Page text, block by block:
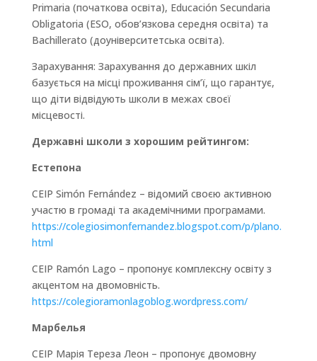
Primaria (початкова освіта), Educación Secundaria
Obligatoria (ESO, обов’язкова середня освіта) та
Bachillerato (доуніверситетська освіта).
Зарахування: Зарахування до державних шкіл
базується на місці проживання сім’ї, що гарантує,
що діти відвідують школи в межах своєї
місцевості.
Державні школи з хорошим рейтингом:
Естепона
CEIP Simón Fernández – відомий своєю активною
участю в громаді та академічними програмами.
https://colegiosimonfernandez.blogspot.com/p/plano.
html
CEIP Ramón Lago – пропонує комплексну освіту з
акцентом на двомовність.
https://colegioramonlagoblog.wordpress.com/
Марбелья
CEIP Марія Тереза Леон – пропонує двомовну